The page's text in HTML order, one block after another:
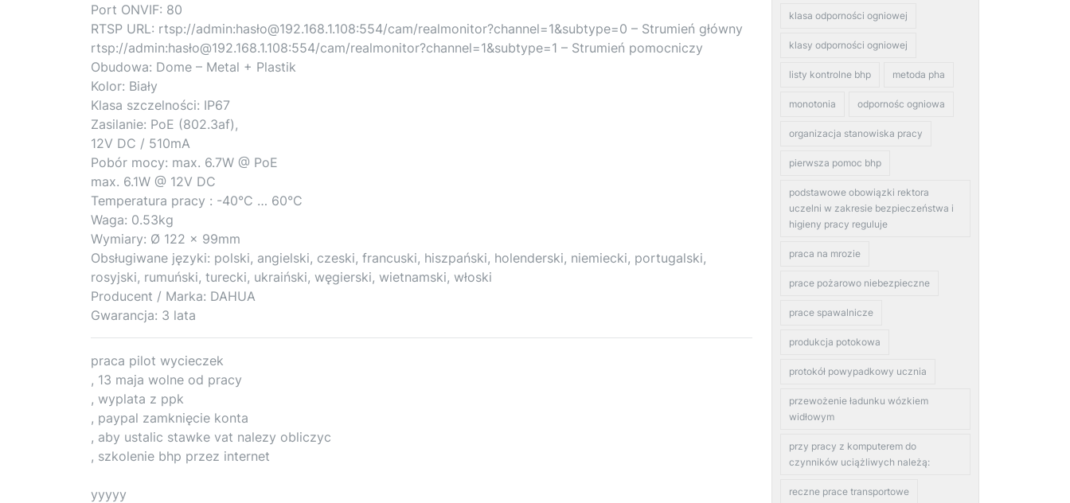
Port ONVIF: 80
RTSP URL: rtsp://admin:hasło@192.168.1.108:554/cam/realmonitor?channel=1&subtype=0 – Strumień główny
rtsp://admin:hasło@192.168.1.108:554/cam/realmonitor?channel=1&subtype=1 – Strumień pomocniczy
Obudowa: Dome – Metal + Plastik
Kolor: Biały
Klasa szczelności: IP67
Zasilanie: PoE (802.3af),
12V DC / 510mA
Pobór mocy: max. 6.7W @ PoE
max. 6.1W @ 12V DC
Temperatura pracy : -40°C … 60°C
Waga: 0.53kg
Wymiary: Ø 122 x 99mm
Obsługiwane języki: polski, angielski, czeski, francuski, hiszpański, holenderski, niemiecki, portugalski,
rosyjski, rumuński, turecki, ukraiński, węgierski, wietnamski, włoski
Producent / Marka: DAHUA
Gwarancja: 3 lata
praca pilot wycieczek
, 13 maja wolne od pracy
, wyplata z ppk
, paypal zamknięcie konta
, aby ustalic stawke vat nalezy obliczyc
, szkolenie bhp przez internet
yyyyy
klasa odporności ogniowej
klasy odporności ogniowej
listy kontrolne bhp metoda pha
monotonia odpornośc ogniowa
organizacja stanowiska pracy
pierwsza pomoc bhp
podstawowe obowiązki rektora
uczelni w zakresie bezpieczeństwa i
higieny pracy reguluje
praca na mrozie
prace pożarowo niebezpieczne
prace spawalnicze
produkcja potokowa
protokół powypadkowy ucznia
przewożenie ładunku wózkiem
widłowym
przy pracy z komputerem do
czynników uciążliwych należą:
reczne prace transportowe